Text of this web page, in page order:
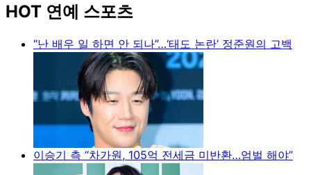
HOT 연예 스포츠
“난 배우 일 하면 안 되나”…‘태도 논란’ 정준원의 고백
이승기 측 “차가원, 105억 전세금 미반환…엄벌 해야”